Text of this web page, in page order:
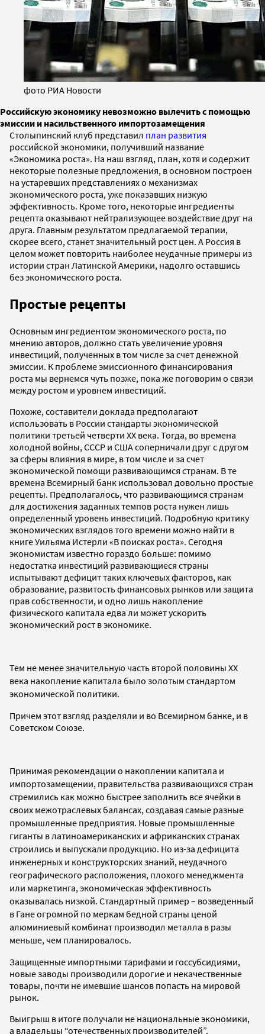
фото РИА Новости
Российскую экономику невозможно вылечить с помощью
эмиссии и насильственного импортозамещения
Столыпинский клуб представил план развития
российской экономики, получивший название
«Экономика роста». На наш взгляд, план, хотя и содержит
некоторые полезные предложения, в основном построен
на устаревших представлениях о механизмах
экономического роста, уже показавших низкую
эффективность. Кроме того, некоторые ингредиенты
рецепта оказывают нейтрализующее воздействие друг на
друга. Главным результатом предлагаемой терапии,
скорее всего, станет значительный рост цен. А Россия в
целом может повторить наиболее неудачные примеры из
истории стран Латинской Америки, надолго оставшись
без экономического роста.
Простые рецепты
Основным ингредиентом экономического роста, по
мнению авторов, должно стать увеличение уровня
инвестиций, полученных в том числе за счет денежной
эмиссии. К проблеме эмиссионного финансирования
роста мы вернемся чуть позже, пока же поговорим о связи
между ростом и уровнем инвестиций.
Похоже, составители доклада предполагают
использовать в России стандарты экономической
политики третьей четверти XX века. Тогда, во времена
холодной войны, СССР и США соперничали друг с другом
за сферы влияния в мире, в том числе и за счет
экономической помощи развивающимся странам. В те
времена Всемирный банк использовал довольно простые
рецепты. Предполагалось, что развивающимся странам
для достижения заданных темпов роста нужен лишь
определенный уровень инвестиций. Подробную критику
экономических взглядов того времени можно найти в
книге Уильяма Истерли «В поисках роста». Сегодня
экономистам известно гораздо больше: помимо
недостатка инвестиций развивающиеся страны
испытывают дефицит таких ключевых факторов, как
образование, развитость финансовых рынков или защита
прав собственности, и одно лишь накопление
физического капитала едва ли может ускорить
экономический рост в экономике.
Тем не менее значительную часть второй половины XX
века накопление капитала было золотым стандартом
экономической политики.
Причем этот взгляд разделяли и во Всемирном банке, и в
Советском Союзе.
Принимая рекомендации о накоплении капитала и
импортозамещении, правительства развивающихся стран
стремились как можно быстрее заполнить все ячейки в
своих межотраслевых балансах, создавая самые разные
промышленные предприятия. Новые промышленные
гиганты в латиноамериканских и африканских странах
строились и выпускали продукцию. Но из-за дефицита
инженерных и конструкторских знаний, неудачного
географического расположения, плохого менеджмента
или маркетинга, экономическая эффективность
оказывалась низкой. Стандартный пример – возведенный
в Гане огромной по меркам бедной страны ценой
алюминиевый комбинат производил металла в разы
меньше, чем планировалось.
Защищенные импортными тарифами и госсубсидиями,
новые заводы производили дорогие и некачественные
товары, почти не имевшие шансов попасть на мировой
рынок.
Выигрыш в итоге получали не национальные экономики,
а владельцы “отечественных производителей”.